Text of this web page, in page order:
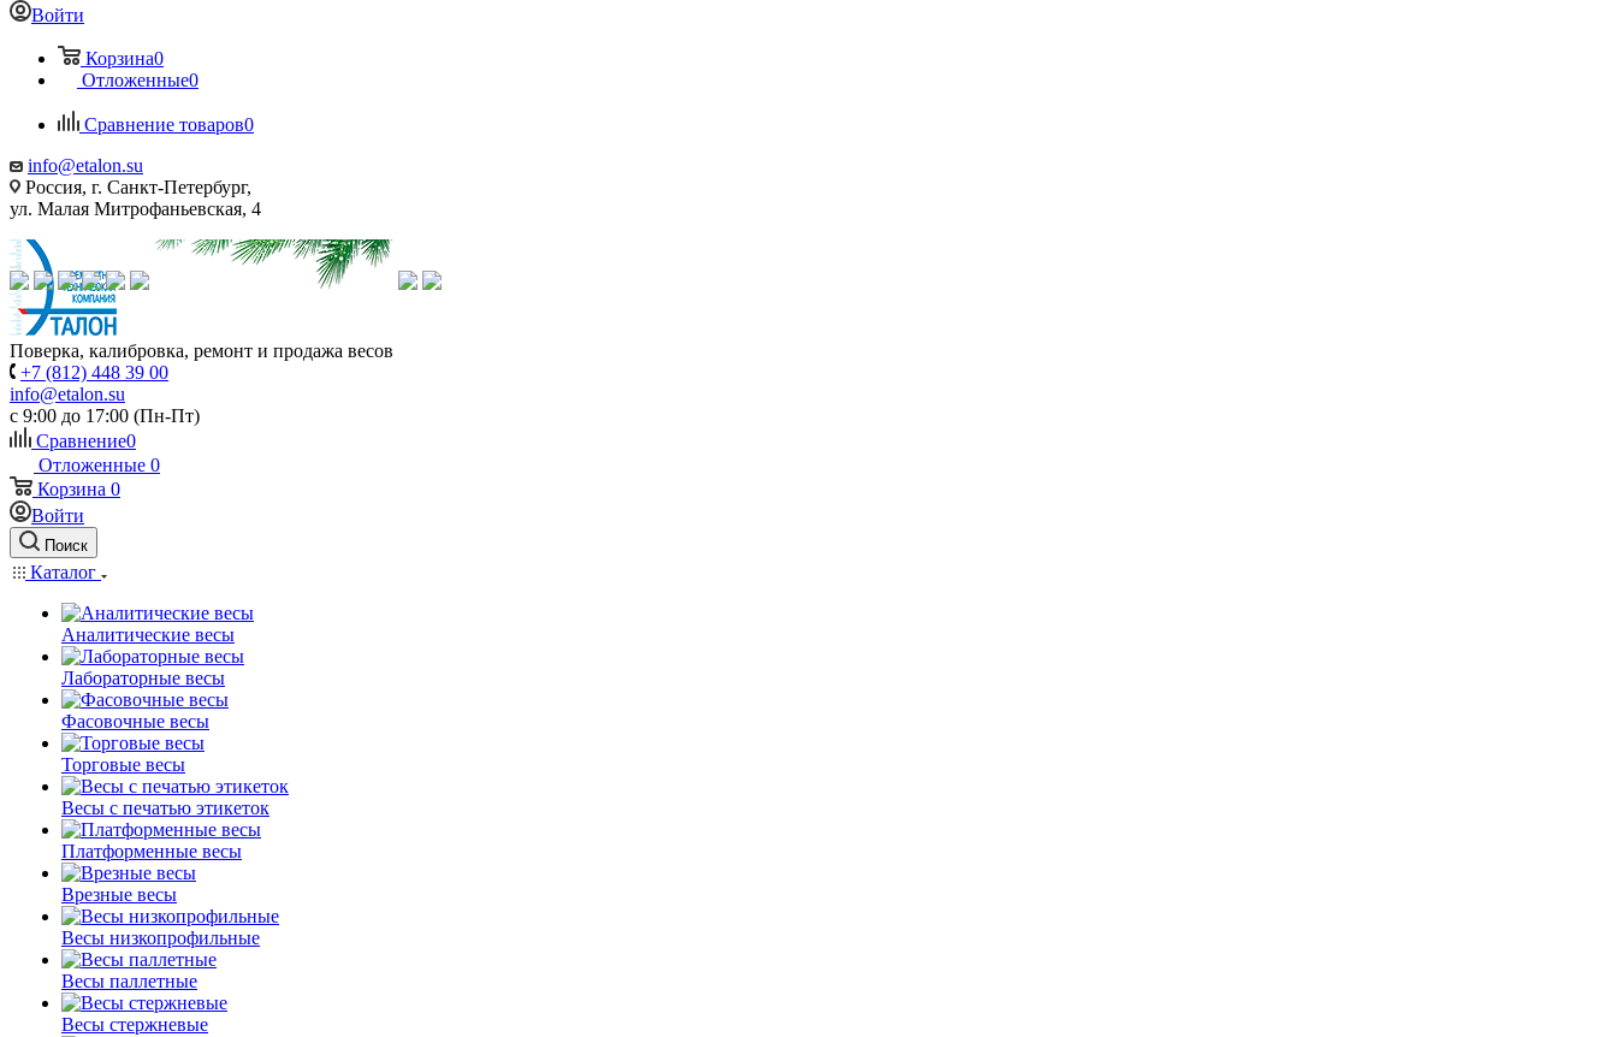
Войти
Корзина0
Отложенные0
Сравнение товаров0
info@etalon.su
Россия, г. Санкт-Петербург,
ул. Малая Митрофаньевская, 4
Поверка, калибровка, ремонт и продажа весов
+7 (812) 448 39 00
info@etalon.su
c 9:00 до 17:00 (Пн-Пт)
Сравнение0
Отложенные 0
Корзина 0
Войти
Поиск
Каталог
Аналитические весы
Лабораторные весы
Фасовочные весы
Торговые весы
Весы с печатью этикеток
Платформенные весы
Врезные весы
Весы низкопрофильные
Весы паллетные
Весы стержневые